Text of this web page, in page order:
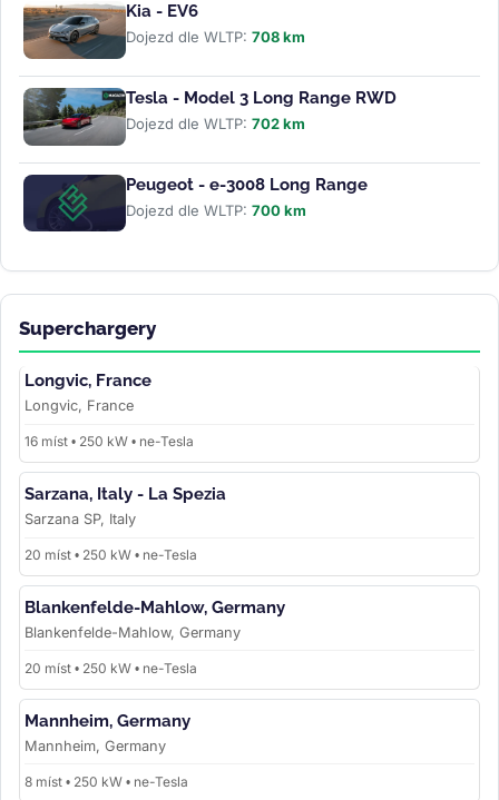
Kia - EV6
Dojezd dle WLTP: 708 km
Tesla - Model 3 Long Range RWD
Dojezd dle WLTP: 702 km
Peugeot - e-3008 Long Range
Dojezd dle WLTP: 700 km
Superchargery
Longvic, France
Longvic, France
16 míst • 250 kW • ne-Tesla
Sarzana, Italy - La Spezia
Sarzana SP, Italy
20 míst • 250 kW • ne-Tesla
Blankenfelde-Mahlow, Germany
Blankenfelde-Mahlow, Germany
20 míst • 250 kW • ne-Tesla
Mannheim, Germany
Mannheim, Germany
8 míst • 250 kW • ne-Tesla